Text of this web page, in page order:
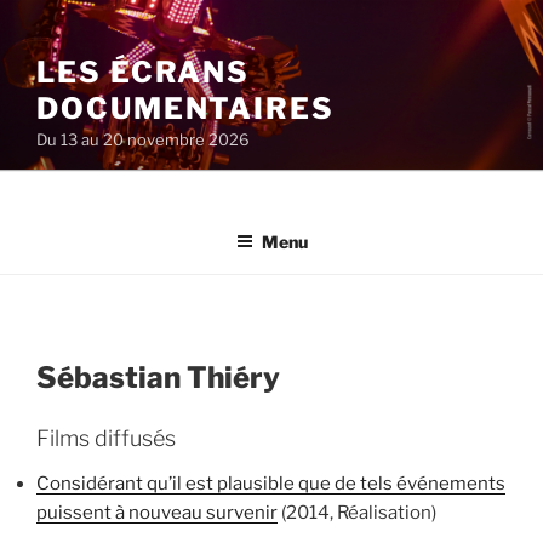
au
contenu
principal
LES ÉCRANS
DOCUMENTAIRES
Du 13 au 20 novembre 2026
Menu
Sébastian Thiéry
Films diffusés
Considérant qu’il est plausible que de tels événements
puissent à nouveau survenir (2014, Réalisation)